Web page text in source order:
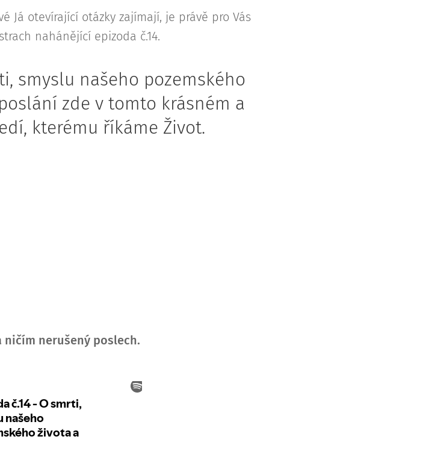
Já otevírající otázky zajímají, je právě pro Vás
nahánějící epizoda č.14.
smyslu našeho pozemského
zde v tomto krásném a
kterému říkáme Život.
ničím nerušený poslech.